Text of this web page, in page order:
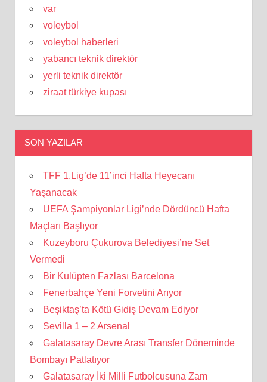
var
voleybol
voleybol haberleri
yabancı teknik direktör
yerli teknik direktör
ziraat türkiye kupası
SON YAZILAR
TFF 1.Lig’de 11’inci Hafta Heyecanı
Yaşanacak
UEFA Şampiyonlar Ligi’nde Dördüncü Hafta
Maçları Başlıyor
Kuzeyboru Çukurova Belediyesi’ne Set
Vermedi
Bir Kulüpten Fazlası Barcelona
Fenerbahçe Yeni Forvetini Arıyor
Beşiktaş’ta Kötü Gidiş Devam Ediyor
Sevilla 1 – 2 Arsenal
Galatasaray Devre Arası Transfer Döneminde
Bombayı Patlatıyor
Galatasaray İki Milli Futbolcusuna Zam